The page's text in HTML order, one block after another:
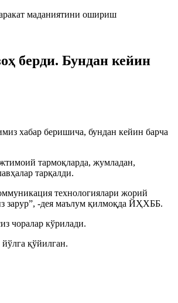
берди. Бундан кейин
хабар беришича, бундан кейин барча
тармоқларда, жумладан,
тарқалди.
технологиялари жорий
зарур”, -дея маълум қилмоқда ЙҲХББ.
чоралар кўрилади.
қўйилган.